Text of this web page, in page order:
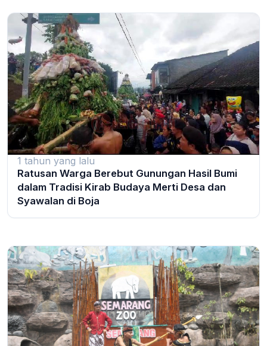
1 tahun yang lalu
Ratusan Warga Berebut Gunungan Hasil Bumi
dalam Tradisi Kirab Budaya Merti Desa dan
Syawalan di Boja